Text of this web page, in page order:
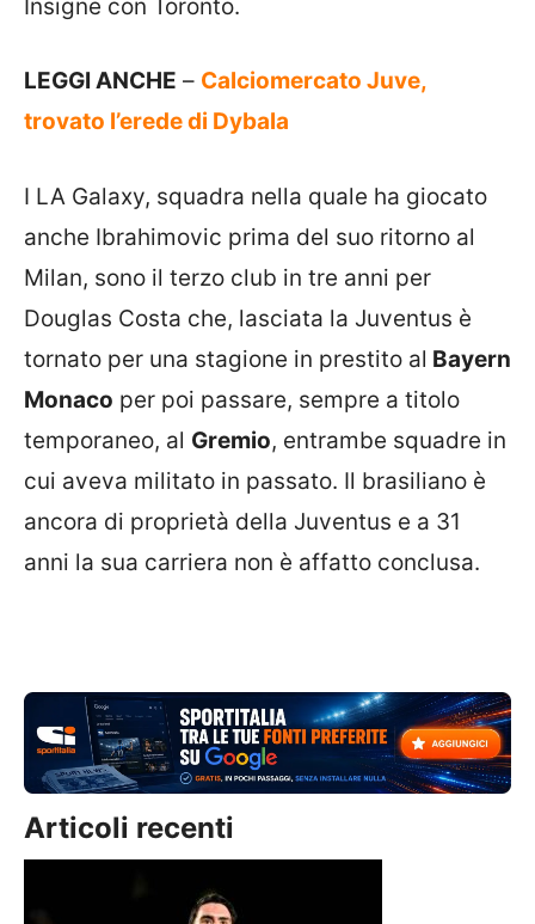
Insigne con Toronto.
LEGGI ANCHE – Calciomercato Juve,
trovato l’erede di Dybala
I LA Galaxy, squadra nella quale ha giocato
anche Ibrahimovic prima del suo ritorno al
Milan, sono il terzo club in tre anni per
Douglas Costa che, lasciata la Juventus è
tornato per una stagione in prestito al Bayern
Monaco per poi passare, sempre a titolo
temporaneo, al Gremio, entrambe squadre in
cui aveva militato in passato. Il brasiliano è
ancora di proprietà della Juventus e a 31
anni la sua carriera non è affatto conclusa.
Articoli recenti